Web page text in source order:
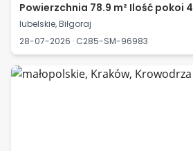
Powierzchnia 78.9 m² Ilość pokoi 4
lubelskie, Biłgoraj
28-07-2026 · C285-SM-96983